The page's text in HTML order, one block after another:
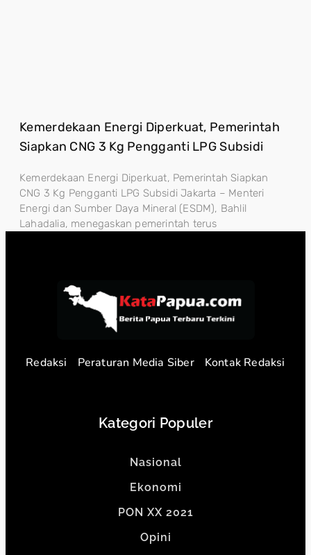
Kemerdekaan Energi Diperkuat, Pemerintah
Siapkan CNG 3 Kg Pengganti LPG Subsidi
Kemerdekaan Energi Diperkuat, Pemerintah Siapkan
CNG 3 Kg Pengganti LPG Subsidi Jakarta – Menteri
Energi dan Sumber Daya Mineral (ESDM), Bahlil
Lahadalia, menegaskan pemerintah terus
Redaksi Peraturan Media Siber Kontak Redaksi
Kategori Populer
Nasional
Ekonomi
PON XX 2021
Opini